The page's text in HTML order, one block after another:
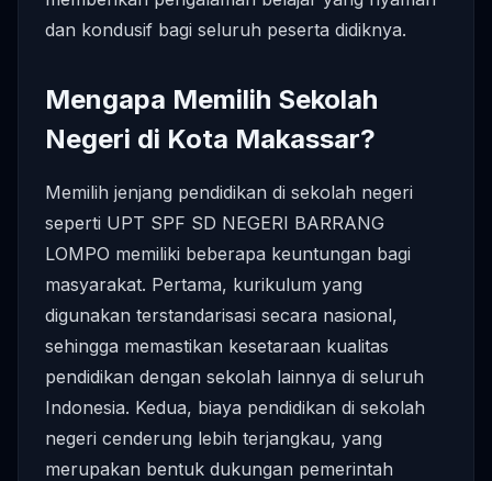
dan kondusif bagi seluruh peserta didiknya.
Mengapa Memilih Sekolah
Negeri di Kota Makassar?
Memilih jenjang pendidikan di sekolah negeri
seperti UPT SPF SD NEGERI BARRANG
LOMPO memiliki beberapa keuntungan bagi
masyarakat. Pertama, kurikulum yang
digunakan terstandarisasi secara nasional,
sehingga memastikan kesetaraan kualitas
pendidikan dengan sekolah lainnya di seluruh
Indonesia. Kedua, biaya pendidikan di sekolah
negeri cenderung lebih terjangkau, yang
merupakan bentuk dukungan pemerintah